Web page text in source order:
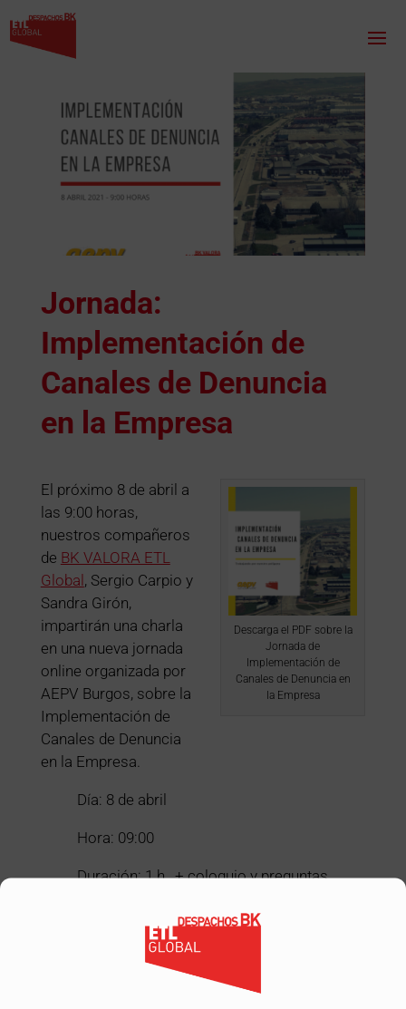
Jornada:
Implementación de
Canales de Denuncia
en la Empresa
Descarga el PDF sobre la
Jornada de
Implementación de
Canales de Denuncia en
la Empresa
El próximo 8 de abril a
las 9:00 horas,
nuestros compañeros
de BK VALORA ETL
Global, Sergio Carpio y
Sandra Girón,
impartirán una charla
en una nueva jornada
online organizada por
AEPV Burgos, sobre la
Implementación de
Canales de Denuncia
en la Empresa.
Día: 8 de abril
Hora: 09:00
Duración: 1 h., + coloquio y preguntas
Inscríbete haciendo clicAQUÍ
Volver a todos los post